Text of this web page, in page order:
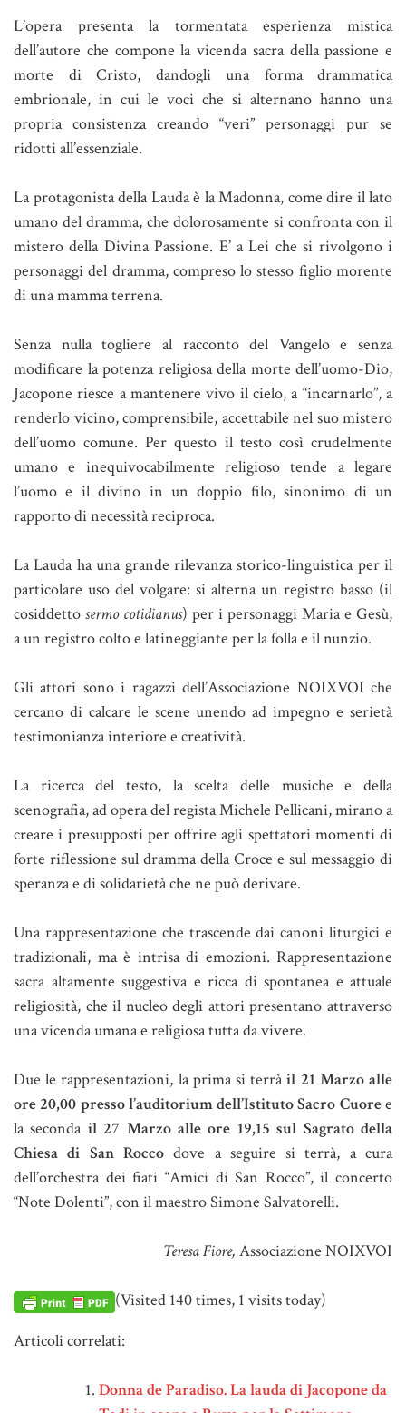
L’opera presenta la tormentata esperienza mistica
dell’autore che compone la vicenda sacra della passione e
morte di Cristo, dandogli una forma drammatica
embrionale, in cui le voci che si alternano hanno una
propria consistenza creando “veri” personaggi pur se
ridotti all’essenziale.
La protagonista della Lauda è la Madonna, come dire il lato
umano del dramma, che dolorosamente si confronta con il
mistero della Divina Passione. E’ a Lei che si rivolgono i
personaggi del dramma, compreso lo stesso figlio morente
di una mamma terrena.
Senza nulla togliere al racconto del Vangelo e senza
modificare la potenza religiosa della morte dell’uomo-Dio,
Jacopone riesce a mantenere vivo il cielo, a “incarnarlo”, a
renderlo vicino, comprensibile, accettabile nel suo mistero
dell’uomo comune. Per questo il testo così crudelmente
umano e inequivocabilmente religioso tende a legare
l’uomo e il divino in un doppio filo, sinonimo di un
rapporto di necessità reciproca.
La Lauda ha una grande rilevanza storico-linguistica per il
particolare uso del volgare: si alterna un registro basso (il
cosiddetto sermo cotidianus) per i personaggi Maria e Gesù,
a un registro colto e latineggiante per la folla e il nunzio.
Gli attori sono i ragazzi dell’Associazione NOIXVOI che
cercano di calcare le scene unendo ad impegno e serietà
testimonianza interiore e creatività.
La ricerca del testo, la scelta delle musiche e della
scenografia, ad opera del regista Michele Pellicani, mirano a
creare i presupposti per offrire agli spettatori momenti di
forte riflessione sul dramma della Croce e sul messaggio di
speranza e di solidarietà che ne può derivare.
Una rappresentazione che trascende dai canoni liturgici e
tradizionali, ma è intrisa di emozioni. Rappresentazione
sacra altamente suggestiva e ricca di spontanea e attuale
religiosità, che il nucleo degli attori presentano attraverso
una vicenda umana e religiosa tutta da vivere.
Due le rappresentazioni, la prima si terràil 21 Marzo alle
ore 20,00 presso l’auditorium dell’Istituto Sacro Cuoree
la seconda il 27 Marzo alle ore 19,15 sul Sagrato della
Chiesa di San Roccodove a seguire si terrà, a cura
dell’orchestra dei fiati “Amici di San Rocco”, il concerto
“Note Dolenti”, con il maestro Simone Salvatorelli.
Teresa Fiore, Associazione NOIXVOI
(Visited 140 times, 1 visits today)
Articoli correlati:
Donna de Paradiso. La lauda di Jacopone da